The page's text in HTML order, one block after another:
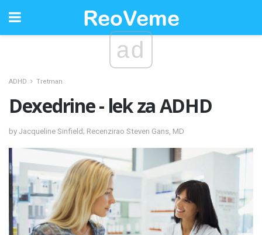
ad
ADHD Tretman
Dexedrine - lek za ADHD
by Jacqueline Sinfield; Recenzirao Steven Gans, MD